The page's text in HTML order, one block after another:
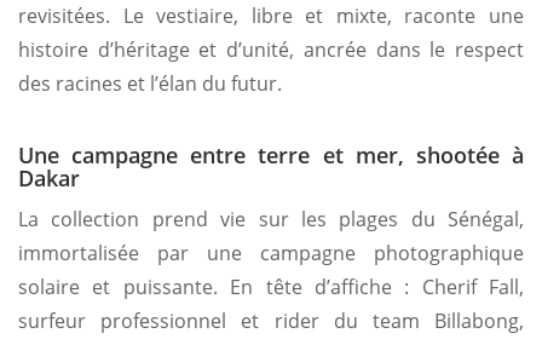
revisitées. Le vestiaire, libre et mixte, raconte une
histoire d’héritage et d’unité, ancrée dans le respect
des racines et l’élan du futur.
Une campagne entre terre et mer, shootée à
Dakar
La collection prend vie sur les plages du Sénégal,
immortalisée par une campagne photographique
solaire et puissante. En tête d’affiche : Cherif Fall,
surfeur professionnel et rider du team Billabong,